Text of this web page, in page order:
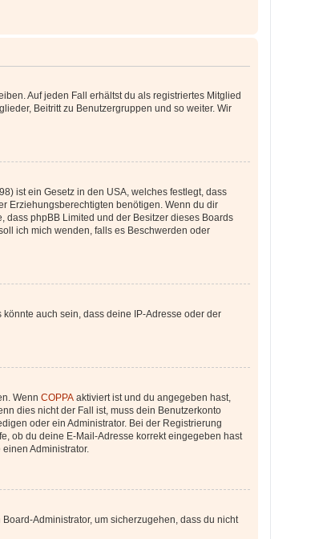
Auf jeden Fall erhältst du als registriertes Mitglied
Beitritt zu Benutzergruppen und so weiter. Wir
ist ein Gesetz in den USA, welches festlegt, dass
Erziehungsberechtigten benötigen. Wenn du dir
dass phpBB Limited und der Besitzer dieses Boards
ich mich wenden, falls es Beschwerden oder
auch sein, dass deine IP-Adresse oder der
Wenn COPPA aktiviert ist und du angegeben hast,
dies nicht der Fall ist, muss dein Benutzerkonto
oder ein Administrator. Bei der Registrierung
ob du deine E-Mail-Adresse korrekt eingegeben hast
Administrator.
Administrator, um sicherzugehen, dass du nicht